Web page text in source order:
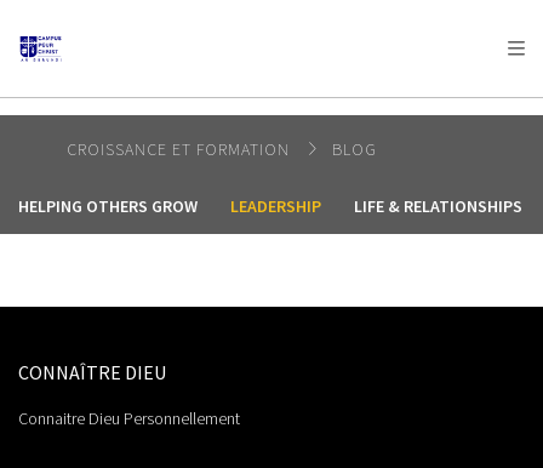
AFRICA
AMERICA / CARIBBEAN
OCEANIA
CROISSANCE ET FORMATION BLOG
HELPING OTHERS GROW LEADERSHIP LIFE & RELATIONSHIPS
CONNAÎTRE DIEU
Connaitre Dieu Personnellement